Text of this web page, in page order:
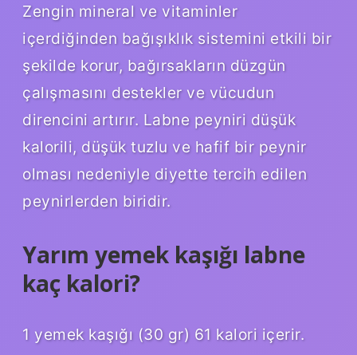
Zengin mineral ve vitaminler
içerdiğinden bağışıklık sistemini etkili bir
şekilde korur, bağırsakların düzgün
çalışmasını destekler ve vücudun
direncini artırır. Labne peyniri düşük
kalorili, düşük tuzlu ve hafif bir peynir
olması nedeniyle diyette tercih edilen
peynirlerden biridir.
Yarım yemek kaşığı labne
kaç kalori?
1 yemek kaşığı (30 gr) 61 kalori içerir.